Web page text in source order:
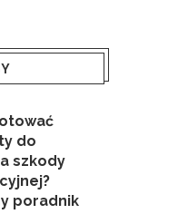
do
szkody
poradnik